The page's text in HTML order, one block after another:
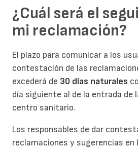
¿Cuál será el
mi reclamación?
El plazo para comunicar a los
contestación de las
excederá de 30 días naturales
día siguiente al de la entrada de
centro sanitario.
Los responsables de dar
reclamaciones y sugerencias en